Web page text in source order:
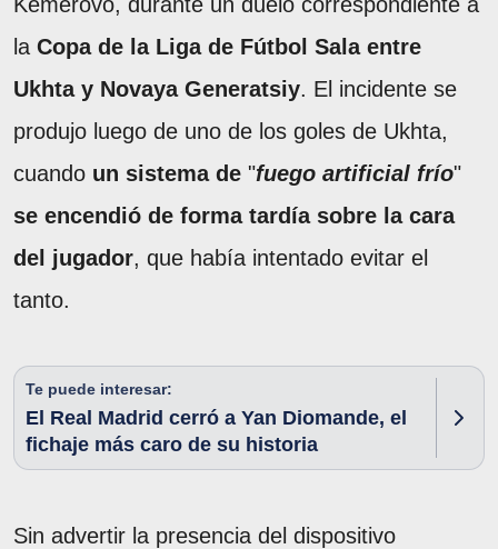
la Copa de la Liga de Fútbol Sala entre
Ukhta y Novaya Generatsiy. El incidente se
produjo luego de uno de los goles de Ukhta,
cuando un sistema de "fuego artificial frío"
se encendió de forma tardía sobre la cara
del jugador, que había intentado evitar el
tanto.
Te puede interesar:
El Real Madrid cerró a Yan Diomande, el
fichaje más caro de su historia
Sin advertir la presencia del dispositivo